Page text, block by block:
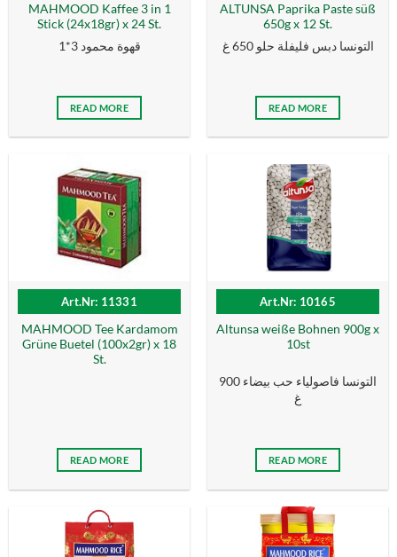
MAHMOOD Kaffee 3 in 1
Stick (24x18gr) x 24 St.
قهوة محمود 3*1
READ MORE
ALTUNSA Paprika Paste süß
650g x 12 St.
التونسا دبس فليفلة حلو 650 غ
READ MORE
Art.Nr: 11331
MAHMOOD Tee Kardamom
Grüne Buetel (100x2gr) x 18
St.
READ MORE
Art.Nr: 10165
Altunsa weiße Bohnen 900g x
10st
التونسا فاصولياء حب بيضاء 900
غ
READ MORE